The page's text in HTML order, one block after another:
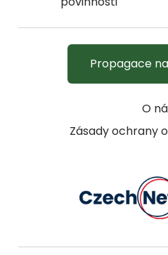
O
Zásady ochrany
Propagace